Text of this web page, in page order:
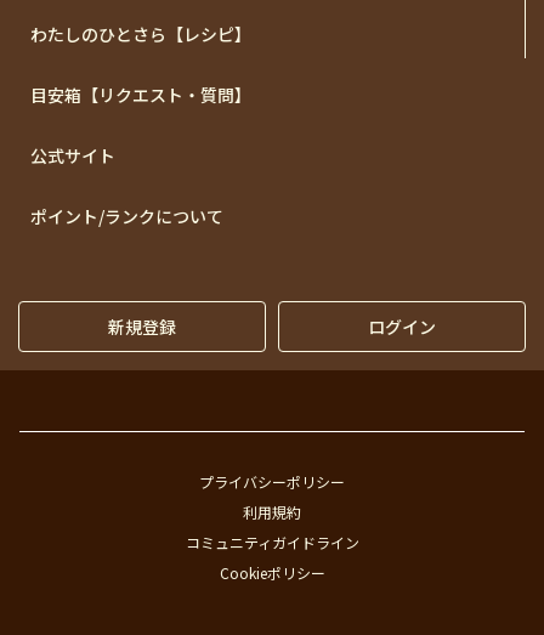
わたしのひとさら【レシピ】
目安箱【リクエスト・質問】
公式サイト
ポイント/ランクについて
新規登録 ログイン
プライバシーポリシー
利用規約
コミュニティガイドライン
Cookieポリシー